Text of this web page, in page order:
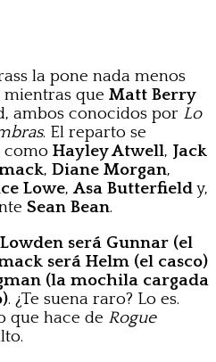
la pone nada menos
mientras que Matt Berry
ambos conocidos por Lo
. El reparto se
como Hayley Atwell, Jack
, Diane Morgan,
Lowe, Asa Butterfieldy,
Sean Bean.
Lowden será Gunnar (el
será Helm (el casco)
(la mochila cargada
. ¿Te suena raro? Lo es.
que hace de Rogue